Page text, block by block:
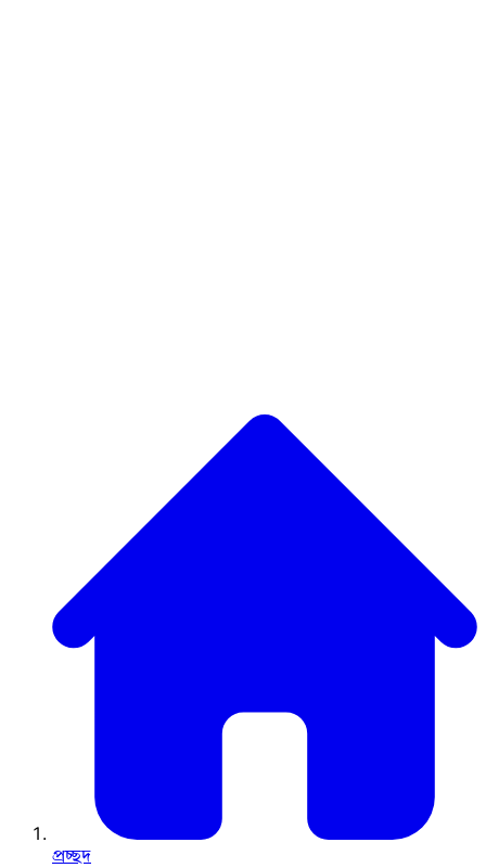
প্রচ্ছদ